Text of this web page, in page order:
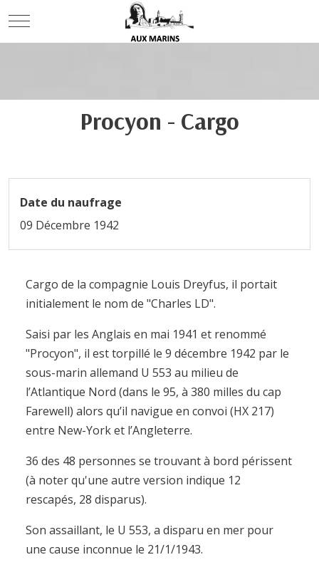
Mobile Menu Toggle
Procyon - Cargo
Date du naufrage
09 Décembre 1942
Cargo de la compagnie Louis Dreyfus, il portait
initialement le nom de "Charles LD".
Saisi par les Anglais en mai 1941 et renommé
"Procyon", il est torpillé le 9 décembre 1942 par le
sous-marin allemand U 553 au milieu de
l’Atlantique Nord (dans le 95, à 380 milles du cap
Farewell) alors qu’il navigue en convoi (HX 217)
entre New-York et l’Angleterre.
36 des 48 personnes se trouvant à bord périssent
(à noter qu'une autre version indique 12
rescapés, 28 disparus).
Son assaillant, le U 553, a disparu en mer pour
une cause inconnue le 21/1/1943.